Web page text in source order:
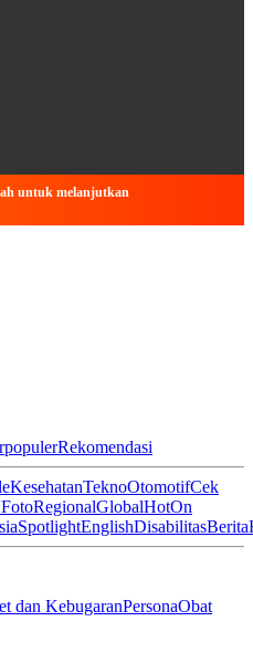
untuk melanjutkan
Rekomendasi
KesehatanTeknoOtomotifCek
FotoRegionalGlobalHotOn
SpotlightEnglishDisabilitasBerita
dan KebugaranPersonaObat